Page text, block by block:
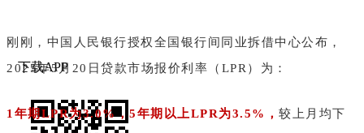
下载APP
刚刚，中国人民银行授权全国银行间同业拆借中心公布，
2025年5月20日贷款市场报价利率（LPR）为：
1年期LPR为3.0%，5年期以上LPR为3.5%， 较上月均下